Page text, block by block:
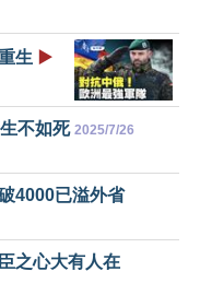
生 ▶️
不如死 2025/7/26
4000已溢外省
之心大有人在